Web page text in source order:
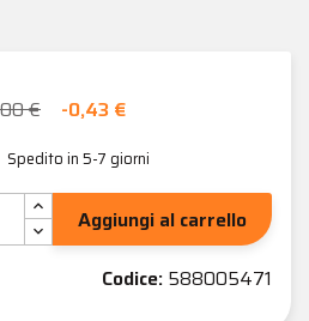
€ -0,43 €
Spedito in 5-7 giorni
Aggiungi al carrello
Codice: 588005471